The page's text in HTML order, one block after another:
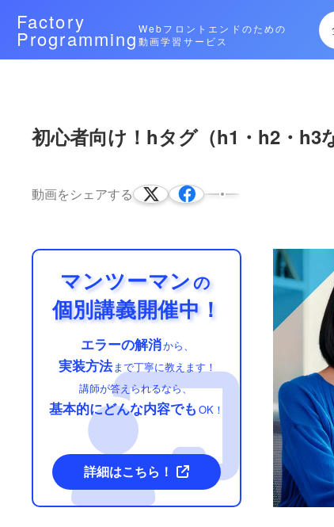
Factory
Programming Webフロントエンドのための
動画学習サービス
次によく再生されている動画
13:37
一時的にコードを無効化したり、コー
多くの言語でこういったことが可能
初心者向け！hタグ（h1・h2・h3
動画をシェアする
マンツーマンの
個別講義開催中！
エラーの解消から、
実装方法まで丁寧に教えます！
講師が答えられるなら、
基本的にどんな内容でも OK！
詳細はこちら！